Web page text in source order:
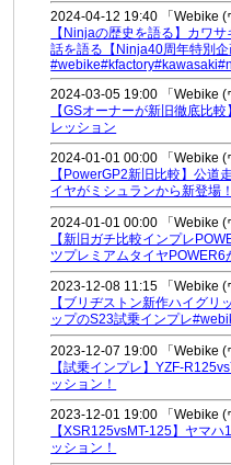
2024-04-12 19:40 「Webike (
【Ninjaの歴史を語る】カワ
話を語る【Ninja40周年特別企
2024-03-05 19:00 「Webike (
【GSオーナーが新旧徹底比
レッション
2024-01-01 00:00 「Webike (
【PowerGP2新旧比較】公道
イヤがミシュランから新登場
2024-01-01 00:00 「Webike (
【新旧ガチ比較インプレ
ツプレミアムタイヤPOWER6
2023-12-08 11:15 「Webike (
【ブリヂストン新作ハイグリ
ップのS23試乗インプレ
2023-12-07 19:00 「Webike (
【試乗インプレ】YZF-
ッション！
2023-12-01 19:00 「Webike (
【XSR125vsMT-125】ヤマ
ッション！